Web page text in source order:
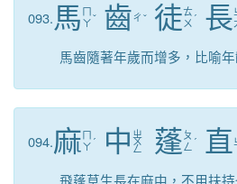
093.馬 ㄇ
ㄚˇ 齒ㄔ ˇ 徒ㄊ
ㄨ ˊ 長
馬齒隨著年歲而增多，比喻
094.麻 ㄇ
ㄚ ˊ 中 ㄓ
ㄨ
ㄥ 蓬 ㄆ
ㄥ ˊ 直
飛蓬草生長在麻中，不用扶